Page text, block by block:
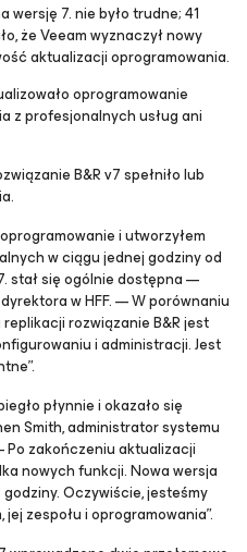
wersję 7. nie było trudne; 41
że Veeam wyznaczył nowy
aktualizacji oprogramowania.
oprogramowanie
z profesjonalnych usług ani
B&R v7 spełniło lub
i utworzyłem
w ciągu jednej godziny od
stał się ogólnie dostępna —
w HFF. — W porównaniu
rozwiązanie B&R jest
i administracji. Jest
płynnie i okazało się
Smith, administrator systemu
zakończeniu aktualizacji
nowych funkcji. Nowa wersja
Oczywiście, jesteśmy
zespołu i oprogramowania”.